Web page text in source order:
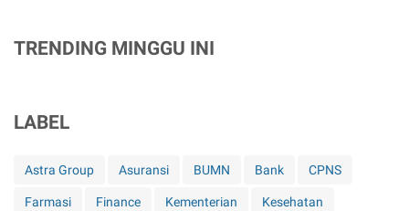
TRENDING MINGGU INI
LABEL
Astra Group Asuransi BUMN Bank CPNS
Farmasi Finance Kementerian Kesehatan